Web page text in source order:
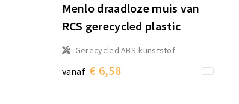
Menlo draadloze muis van
RCS gerecycled plastic
Gerecycled ABS-kunststof
vanaf € 6,58